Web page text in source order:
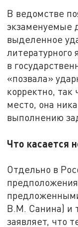
В ведомстве
экзаменуемые
выделенное
литературного
в
«позвала»
корректно,
место, она
выполнению
Что касается
Отдельно в
В.М. Санина) и
заявляет, что